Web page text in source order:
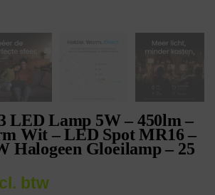
LED Lamp 5W – 450lm –
Wit – LED Spot MR16 –
Halogeen Gloeilamp – 25
btw